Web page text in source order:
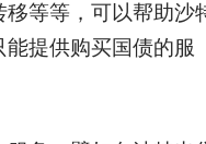
等等，可以帮助沙
提供购买国债的服